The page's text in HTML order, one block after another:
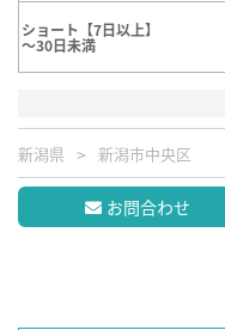
ショート【7日以上】
～30日未満
新潟県 新潟市中央区
お問合わせ